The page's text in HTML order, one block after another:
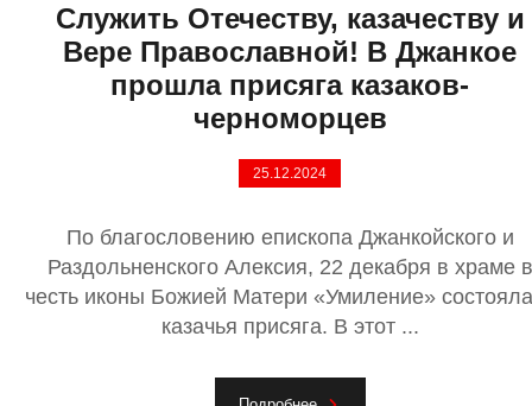
Служить Отечеству, казачеству и
Вере Православной! В Джанкое
прошла присяга казаков-
черноморцев
25.12.2024
По благословению епископа Джанкойского и
Раздольненского Алексия, 22 декабря в храме в
честь иконы Божией Матери «Умиление»
казачья присяга. В этот ...